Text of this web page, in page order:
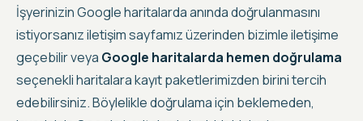
İşyerinizin Google haritalarda anında doğrulanmasını
istiyorsanız iletişim sayfamız üzerinden bizimle iletişime
geçebilir veya Google haritalarda hemen doğrulama
seçenekli haritalara kayıt paketlerimizden birini tercih
edebilirsiniz.Böylelikle doğrulama için beklemeden,